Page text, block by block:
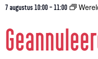
7 augustus 10:00-11:00